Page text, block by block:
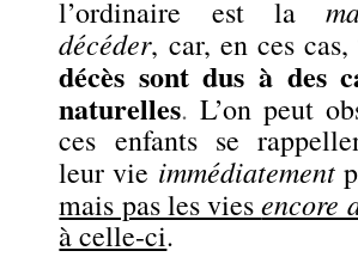
l’ordinaire est la
décéder, car, en ces cas,
décès sont dus à des
naturelles.L’on peut
ces enfants se
leur vie immédiatement
mais pas les viesencore
à celle-ci.